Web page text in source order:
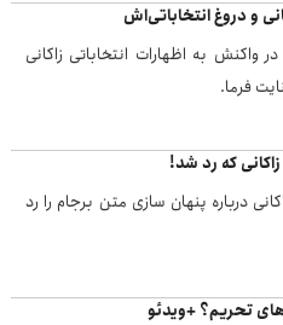
و دروغ انتخاباتی‌اش
به اظهارات انتخاباتی زاکانی
فرما.
که رد شد!
درباره پنهان سازی متن برجام را رد
تحریم؟ +ویدئو